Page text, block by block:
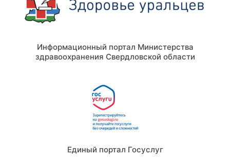
Информационный портал Министерства
здравоохранения Свердловской области
Единый портал Госуслуг